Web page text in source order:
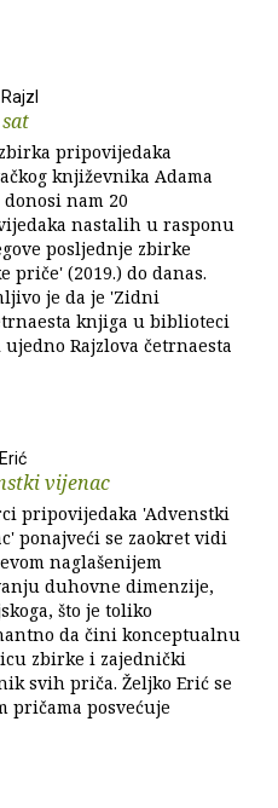
pripovijedaka
književnika Adama
donosi nam 20
nastalih u rasponu
posljednje zbirke
priče' (2019.) do danas.
je da je 'Zidni
knjiga u biblioteci
Rajzlova četrnaesta
vijenac
pripovijedaka 'Advenstki
ponajveći se zaokret vidi
naglašenijem
duhovne dimenzije,
što je toliko
da čini konceptualnu
zbirke i zajednički
svih priča. Željko Erić se
pričama posvećuje